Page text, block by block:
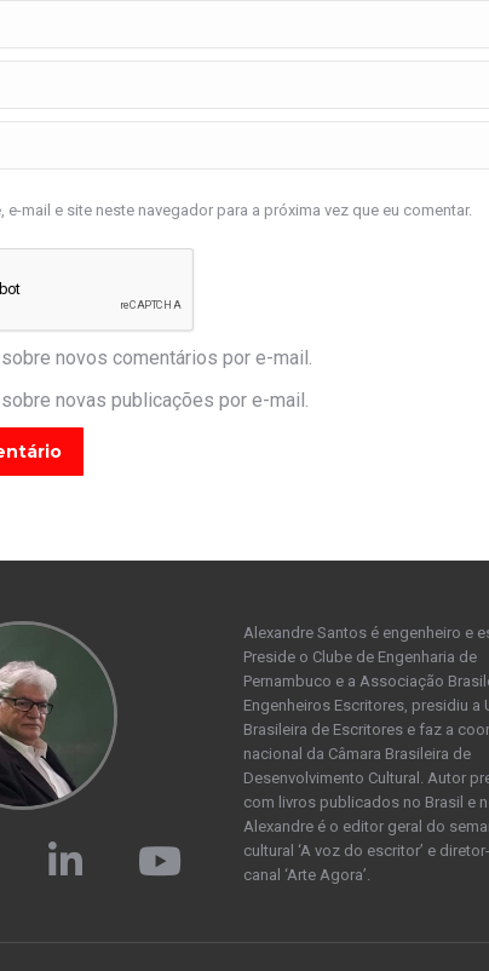
e-mail e site neste navegador para a próxima vez que eu comentar.
novos comentários por e-mail.
novas publicações por e-mail.
Alexandre Santos é engenheiro e
Preside o Clube de Engenharia de
Pernambuco e a Associação
Engenheiros Escritores, presidiu a
Brasileira de Escritores e faz a
nacional da Câmara Brasileira de
Desenvolvimento Cultural. Autor
com livros publicados no Brasil e
Alexandre é o editor geral do
cultural ‘A voz do escritor’ e
canal ‘Arte Agora’.